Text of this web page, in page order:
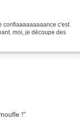
confiaaaaaaaaance c'est
moi, je découpe des